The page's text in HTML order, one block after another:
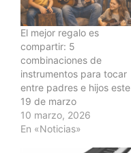
El mejor regalo es
compartir: 5
combinaciones de
instrumentos para tocar
entre padres e hijos este
19 de marzo
10 marzo, 2026
En «Noticias»